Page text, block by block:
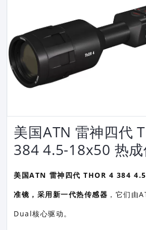
美国ATN 雷神四代
384 4.5-18x50 热
美国ATN 雷神四代 THOR 4 384
准镜，采用新一代热传感器 ，它们由
Dual核心驱动。